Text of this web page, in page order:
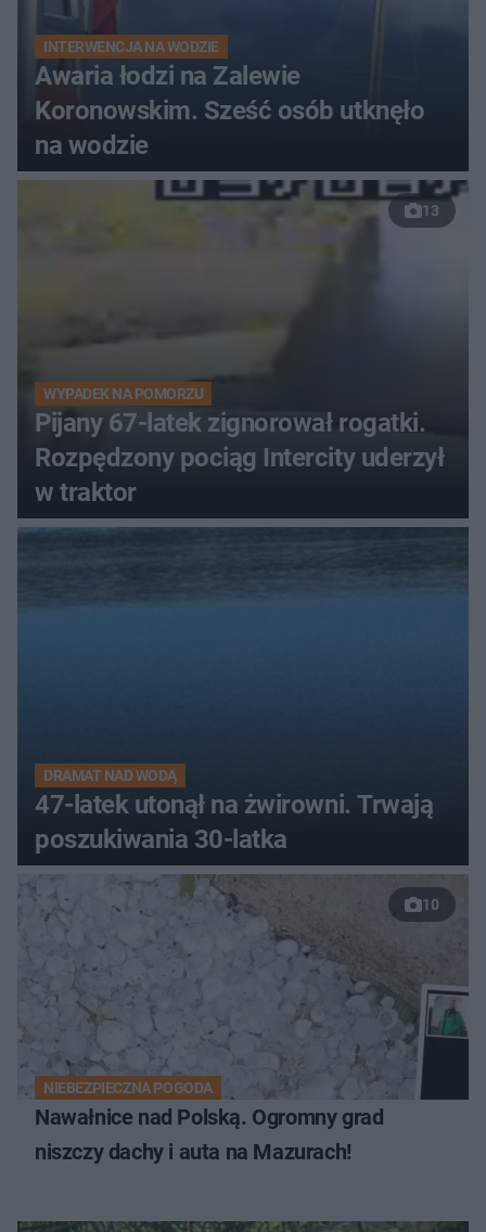
INTERWENCJA NA WODZIE
Awaria łodzi na Zalewie
Koronowskim. Sześć osób utknęło
na wodzie
13
WYPADEK NA POMORZU
Pijany 67-latek zignorował rogatki.
Rozpędzony pociąg Intercity uderzył
w traktor
DRAMAT NAD WODĄ
47-latek utonął na żwirowni. Trwają
poszukiwania 30-latka
10
NIEBEZPIECZNA POGODA
Nawałnice nad Polską. Ogromny grad
niszczy dachy i auta na Mazurach!